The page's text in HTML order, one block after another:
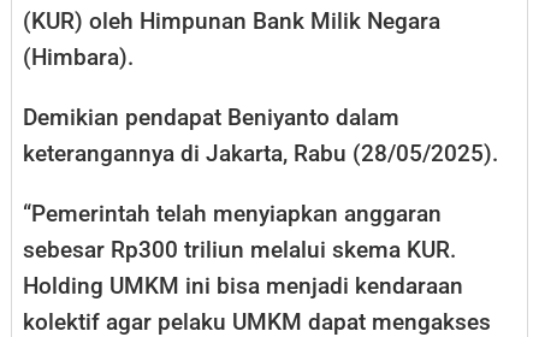
(KUR) oleh Himpunan Bank Milik Negara
(Himbara).
Demikian pendapat Beniyanto dalam
keterangannya di Jakarta, Rabu (28/05/2025).
“Pemerintah telah menyiapkan anggaran
sebesar Rp300 triliun melalui skema KUR.
Holding UMKM ini bisa menjadi kendaraan
kolektif agar pelaku UMKM dapat mengakses